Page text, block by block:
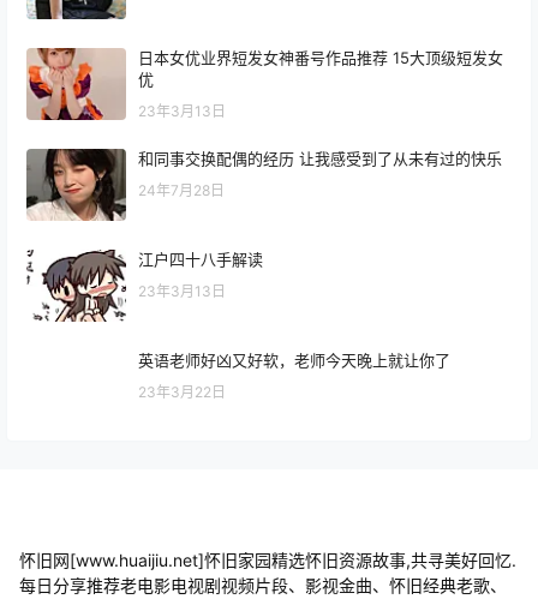
日本女优业界短发女神番号作品推荐 15大顶级短发女
优
23年3月13日
和同事交换配偶的经历 让我感受到了从未有过的快乐
24年7月28日
江户四十八手解读
23年3月13日
英语老师好凶又好软，老师今天晚上就让你了
23年3月22日
怀旧网[www.huaijiu.net]怀旧家园精选怀旧资源故事,共寻美好回忆.
每日分享推荐老电影电视剧视频片段、影视金曲、怀旧经典老歌、